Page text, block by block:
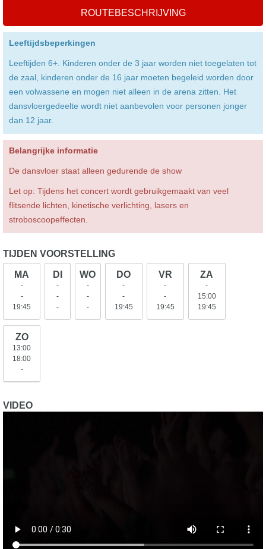
ROUTEBESCHRIJVING
Leeftijdsbeperkingen
Leeftijden 6+. Kinderen onder de 3 jaar worden niet toegelaten tot
de zaal, kinderen onder de 16 jaar moeten begeleid worden door
een volwassene en mogen niet alleen in de arena zitten. Het
dansvloergedeelte wordt niet aanbevolen voor personen jonger
dan 12 jaar.
Belangrijke informatie
De dansvloer staat alleen gedurende de show
Let op: Tijdens het concert wordt gebruikgemaakt van veel
flitsende lichten, kinetische verlichting, lasers en
stroboscoopeffecten.
TIJDEN VOORSTELLING
MA
-
-
19:45
DI
-
-
-
WO
-
-
-
DO
-
-
19:45
VR
-
-
19:45
ZA
-
15:00
19:45
ZO
13:00
18:00
-
VIDEO